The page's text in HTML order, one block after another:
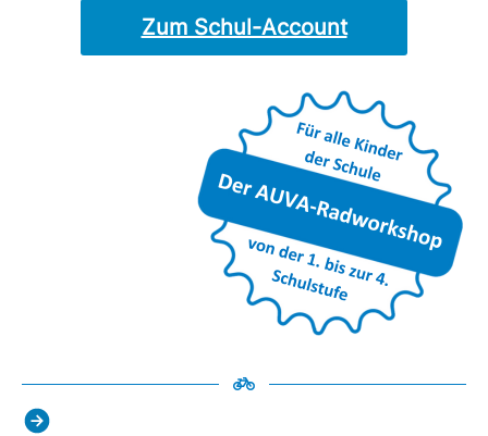
Zum Schul-Account